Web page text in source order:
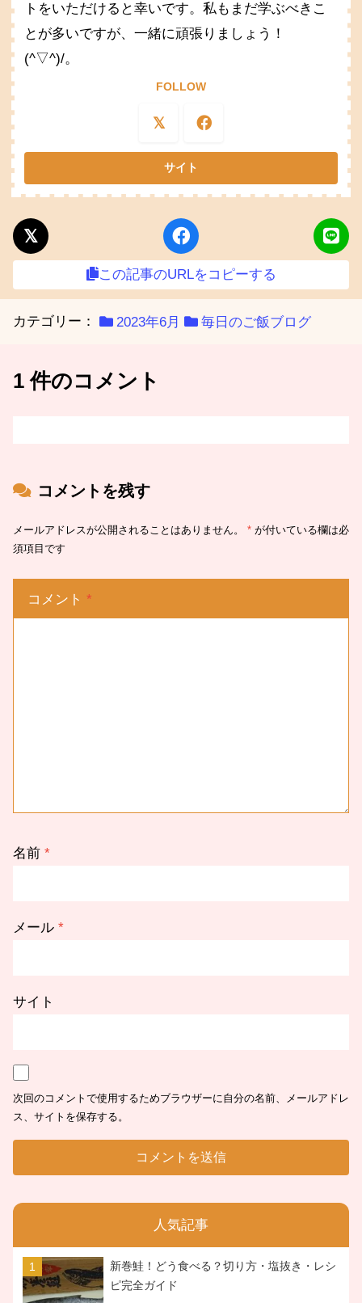
トをいただけると幸いです。私もまだ学ぶべきこ
とが多いですが、一緒に頑張りましょう！
(^▽^)/。
FOLLOW
この記事のURLをコピーする
カテゴリー： 2023年6月 毎日のご飯ブログ
1 件のコメント
コメントを残す
メールアドレスが公開されることはありません。 * が付いている欄は必
須項目です
コメント *
名前 *
メール *
サイト
次回のコメントで使用するためブラウザーに自分の名前、メールアドレ
ス、サイトを保存する。
人気記事
新巻鮭！どう食べる？切り方・塩抜き・レシ
ピ完全ガイド